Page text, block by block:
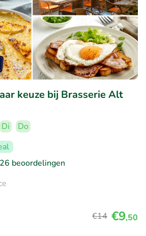
keuze bij Brasserie Alt
Di
Do
beoordelingen
€14 €9,50